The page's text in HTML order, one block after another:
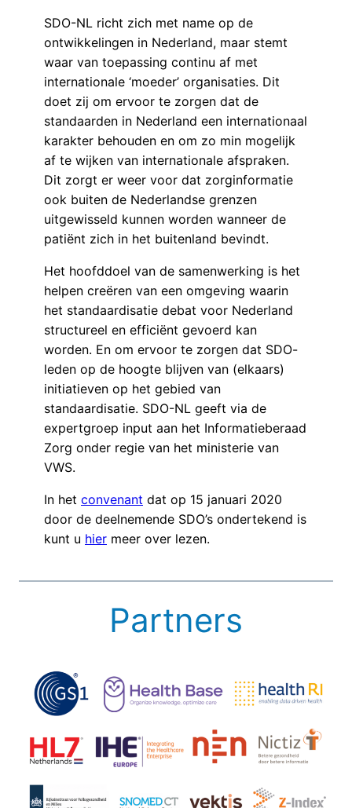
SDO-NL richt zich met name op de
ontwikkelingen in Nederland, maar stemt
waar van toepassing continu af met
internationale ‘moeder’ organisaties. Dit
doet zij om ervoor te zorgen dat de
standaarden in Nederland een internationaal
karakter behouden en om zo min mogelijk
af te wijken van internationale afspraken.
Dit zorgt er weer voor dat zorginformatie
ook buiten de Nederlandse grenzen
uitgewisseld kunnen worden wanneer de
patiënt zich in het buitenland bevindt.
Het hoofddoel van de samenwerking is het
helpen creëren van een omgeving waarin
het standaardisatie debat voor Nederland
structureel en efficiënt gevoerd kan
worden. En om ervoor te zorgen dat SDO-
leden op de hoogte blijven van (elkaars)
initiatieven op het gebied van
standaardisatie. SDO-NL geeft via de
expertgroep input aan het Informatieberaad
Zorg onder regie van het ministerie van
VWS.
In het convenant dat op 15 januari 2020
door de deelnemende SDO’s ondertekend is
kunt u hier meer over lezen.
Partners